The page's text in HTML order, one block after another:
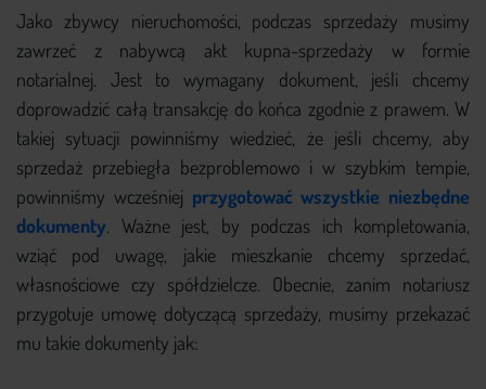
Jako zbywcy nieruchomości, podczas sprzedaży musimy
zawrzeć z nabywcą akt kupna-sprzedaży w formie
notarialnej. Jest to wymagany dokument, jeśli chcemy
doprowadzić całą transakcję do końca zgodnie z prawem. W
takiej sytuacji powinniśmy wiedzieć, że jeśli chcemy, aby
sprzedaż przebiegła bezproblemowo i w szybkim tempie,
powinniśmy wcześniej przygotować wszystkie niezbędne
dokumenty. Ważne jest, by podczas ich kompletowania,
wziąć pod uwagę, jakie mieszkanie chcemy sprzedać,
własnościowe czy spółdzielcze. Obecnie, zanim notariusz
przygotuje umowę dotyczącą sprzedaży, musimy przekazać
mu takie dokumenty jak: